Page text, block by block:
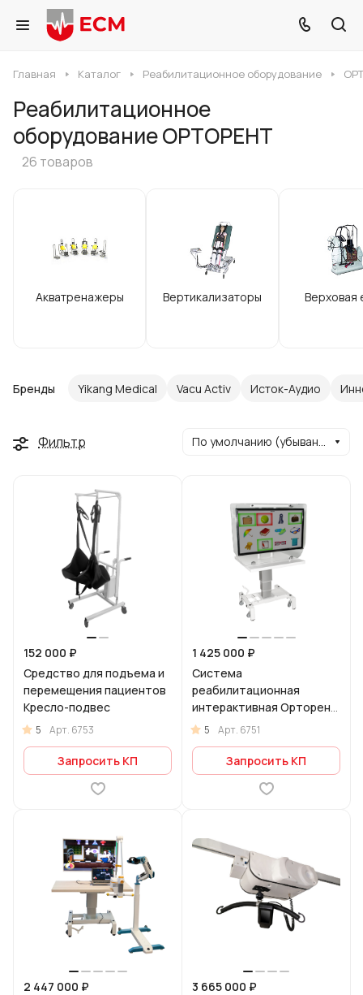
Главная Каталог Реабилитационное оборудование
Реабилитационное
оборудование ОРТОРЕНТ
26 товаров
Акватренажеры Вертикализаторы Верховая
Бренды Yikang Medical Vacu Activ Исток-Аудио
Фильтр По умолчанию (убывание)
152 000 ₽
Средство для подъема и
перемещения пациентов
Кресло-подвес
5 Арт. 6753
Запросить КП
1 425 000 ₽
Система
реабилитационная
интерактивная Орторент
Когнитив
5 Арт. 6751
Запросить КП
2 447 000 ₽
3 665 000 ₽